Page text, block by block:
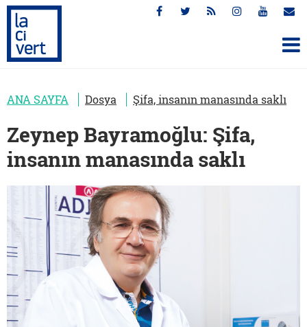
ANA SAYFA Dosya Şifa, insanın manasında saklı
Zeynep Bayramoğlu: Şifa,
insanın manasında saklı